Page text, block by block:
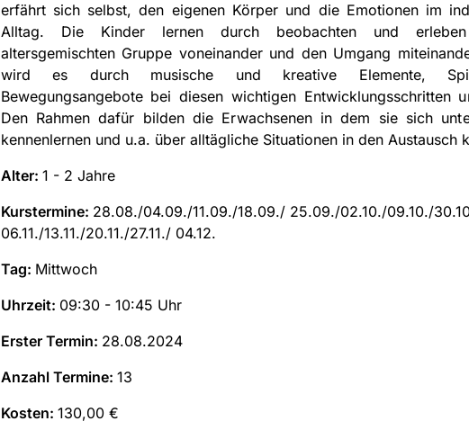
erfährt sich selbst, den eigenen Körper und die Emotionen im
Alltag. Die Kinder lernen durch beobachten und
altersgemischten Gruppe voneinander und den Umgang
wird es durch musische und kreative Elemente,
Bewegungsangebote bei diesen wichtigen Entwicklungsschritten
Den Rahmen dafür bilden die Erwachsenen in dem sie sich
kennenlernen und u.a. über alltägliche Situationen in den Austausch
Alter: 1 - 2 Jahre
Kurstermine: 28.08./04.09./11.09./18.09./ 25.09./02.10./09.10./
06.11./13.11./20.11./27.11./ 04.12.
Tag: Mittwoch
Uhrzeit: 09:30 - 10:45 Uhr
Erster Termin: 28.08.2024
Anzahl Termine: 13
Kosten: 130,00 €